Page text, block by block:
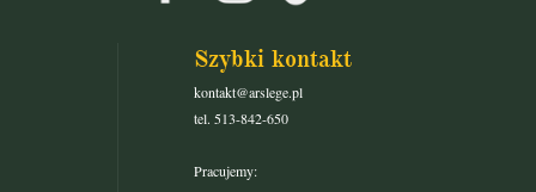
Szybki kontakt
kontakt@arslege.pl
tel. 513-842-650
Pracujemy: